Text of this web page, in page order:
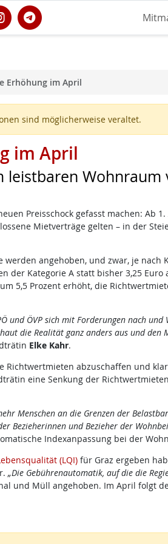
Erhöhung im April
sind möglicherweise veraltet.
im April
leistbaren
Preisschock gefasst machen: Ab
Mietverträge gelten – in der
angehoben, und zwar, je nach
der Kategorie A statt bisher 3,25 Euro
5,5 Prozent erhöht, die
und ÖVP sich mit Forderungen nach und
die Realität ganz anders aus und den
Elke Kahr.
Richtwertmieten abzuschaffen und
eine Senkung der
Menschen an die Grenzen der
Bezieherinnen und Bezieher der
Indexanpassung bei der
(LQI)für Graz ergeben
„Die Gebührenautomatik, auf die die
und Müll angehoben. Im April folgt